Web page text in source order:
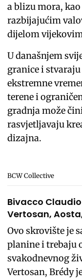
a blizu mora,
razbijajućim
dijelom
U današnjem
granice i
ekstremne
terene i
gradnja može
rasvjetljavaju
dizajna.
BCW Collective
Bivacco
Vertosan,
Ovo skrovište je
planine i trebaju
svakodnevnog
Vertosan, Brédy